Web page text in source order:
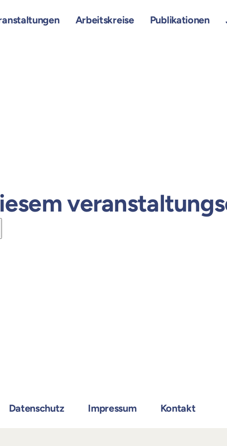
Arbeitskreise Publikationen
Datenschutz Impressum Kontakt